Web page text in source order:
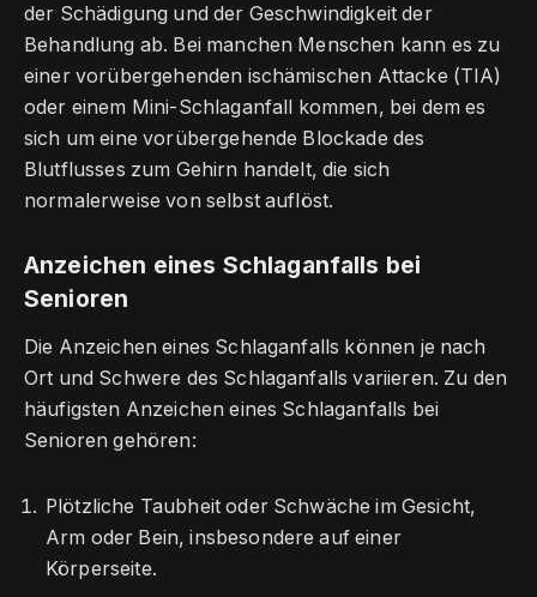
der Schädigung und der Geschwindigkeit der
Behandlung ab. Bei manchen Menschen kann es zu
einer vorübergehenden ischämischen Attacke (TIA)
oder einem Mini-Schlaganfall kommen, bei dem es
sich um eine vorübergehende Blockade des
Blutflusses zum Gehirn handelt, die sich
normalerweise von selbst auflöst.
Anzeichen eines Schlaganfalls bei
Senioren
Die Anzeichen eines Schlaganfalls können je nach
Ort und Schwere des Schlaganfalls variieren. Zu den
häufigsten Anzeichen eines Schlaganfalls bei
Senioren gehören:
Plötzliche Taubheit oder Schwäche im Gesicht,
Arm oder Bein, insbesondere auf einer
Körperseite.